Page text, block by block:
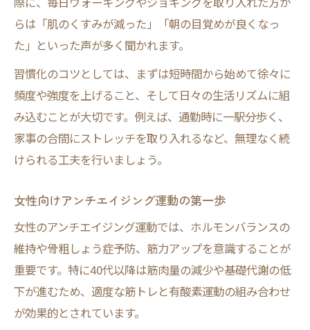
若返りホルモンを促す毎日の取り組み方
アンチエイジングと若返りホルモンの関係
性
運動による若返り効果を高める生活習慣
アンチエイジング運動でホルモン分泌を促
進
女性が取り入れやすい若返り運動習慣
女性が実践しやすいおすすめのアンチエイジン
グ運動
女性に人気のアンチエイジング運動法
初心者でも続けやすい若返り運動の選び方
アンチエイジング効果が高い有酸素運動と
は
らは「肌のくすみが減った」「朝の目覚めが良くなっ
た」といった声が多く聞かれます。
習慣化のコツとしては、まずは短時間から始めて徐々に
頻度や強度を上げること、そして日々の生活リズムに組
み込むことが大切です。例えば、通勤時に一駅分歩く、
家事の合間にストレッチを取り入れるなど、無理なく続
けられる工夫を行いましょう。
女性向けアンチエイジング運動の第一歩
女性のアンチエイジング運動では、ホルモンバランスの
維持や骨粗しょう症予防、筋力アップを意識することが
重要です。特に40代以降は筋肉量の減少や基礎代謝の低
下が進むため、適度な筋トレと有酸素運動の組み合わせ
が効果的とされています。